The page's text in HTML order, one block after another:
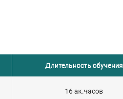
Длительность обучения
16 ак.часов